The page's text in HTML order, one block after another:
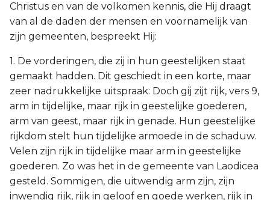
Christus en van de volkomen kennis, die Hij draagt
van al de daden der mensen en voornamelijk van
zijn gemeenten, bespreekt Hij:
1. De vorderingen, die zij in hun geestelijken staat
gemaakt hadden. Dit geschiedt in een korte, maar
zeer nadrukkelijke uitspraak: Doch gij zijt rijk, vers 9,
arm in tijdelijke, maar rijk in geestelijke goederen,
arm van geest, maar rijk in genade. Hun geestelijke
rijkdom stelt hun tijdelijke armoede in de schaduw.
Velen zijn rijk in tijdelijke maar arm in geestelijke
goederen. Zo was het in de gemeente van Laodicea
gesteld. Sommigen, die uitwendig arm zijn, zijn
inwendig rijk, rijk in geloof en goede werken, rijk in